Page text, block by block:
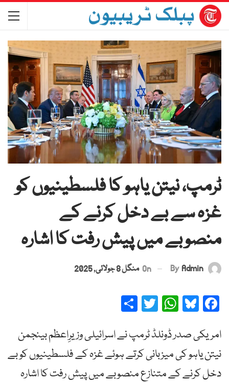
ٹرمپ، نیتن یاہو کا فلسطینیوں کو
غزہ سے بے دخل کرنے کے
منصوبے میں پیش رفت کا اشارہ
By Admin
On منگل 8 جولائی, 2025
Facebook
Bluesky
WhatsApp
Twitter
امریکی صدر ڈونلڈ ٹرمپ نے اسرائیلی وزیرِاعظم بینجمن
نیتن یاہو کی میزبانی کرتے ہوئے غزہ کے فلسطینیوں کو بے
دخل کرنے کے متنازع منصوبے میں پیش رفت کا اشارہ